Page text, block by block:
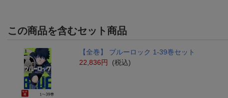
この商品を含むセット商品
【全巻】 ブルーロック 1-39巻セット
22,836円
(税込)